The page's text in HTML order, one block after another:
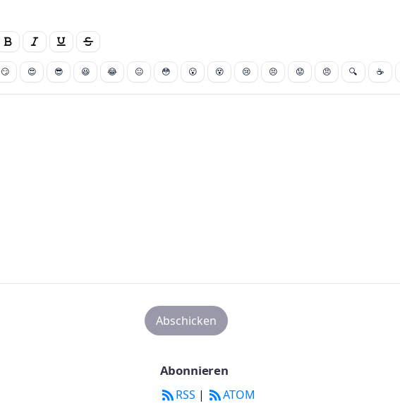
😏 😍 😎 😆 😂 😐 😳 😮 😵 😢 😣 😟 😠 🔍 ☕
Abonnieren
RSS | ATOM